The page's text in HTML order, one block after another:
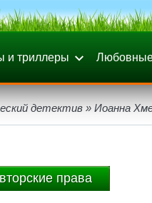
и триллеры
детектив » Иоанна
права